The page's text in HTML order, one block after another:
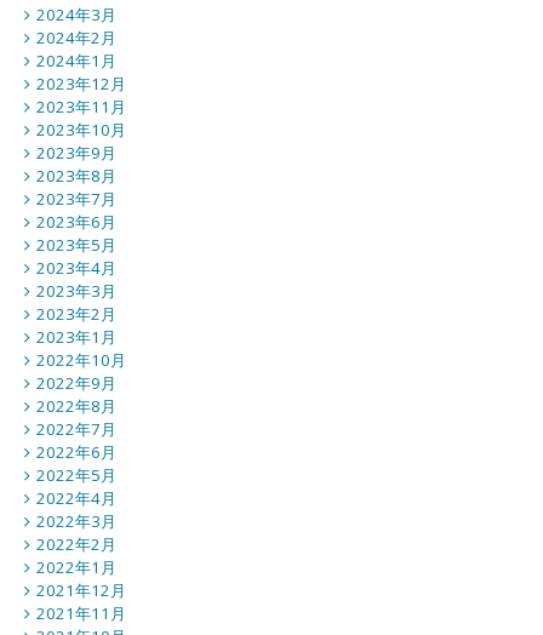
2024年3月
2024年2月
2024年1月
2023年12月
2023年11月
2023年10月
2023年9月
2023年8月
2023年7月
2023年6月
2023年5月
2023年4月
2023年3月
2023年2月
2023年1月
2022年10月
2022年9月
2022年8月
2022年7月
2022年6月
2022年5月
2022年4月
2022年3月
2022年2月
2022年1月
2021年12月
2021年11月